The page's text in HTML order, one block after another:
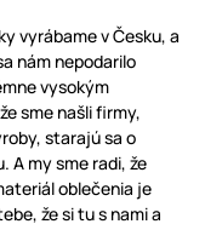
vyrábame v Česku, a
nám nepodarilo
vysokým
sme našli firmy,
starajú sa o
A my sme radi, že
oblečenia je
že si tu s nami a